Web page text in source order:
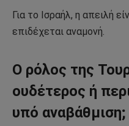
Για το Ισραήλ, η απειλή
επιδέχεται αναμονή.
Ο ρόλος της
ουδέτερος ή
υπό αναβάθμιση;